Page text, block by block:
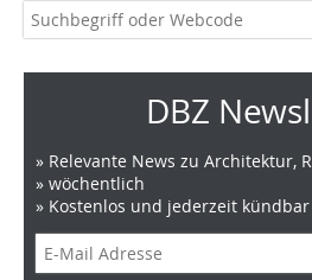
DBZ
» Relevante News zu Architektur,
» wöchentlich
» Kostenlos und jederzeit kündbar